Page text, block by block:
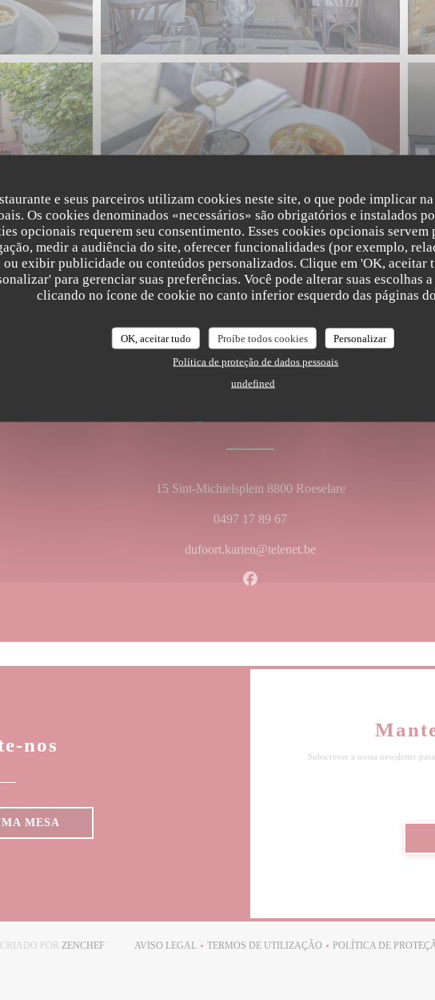
e seus parceiros utilizam cookies neste site, o que pode implicar
Os cookies denominados «necessários» são obrigatórios e instalados
opcionais requerem seu consentimento. Esses cookies opcionais servem
medir a audiência do site, oferecer funcionalidades (por exemplo,
ou exibir publicidade ou conteúdos personalizados. Clique em 'OK, aceitar
para gerenciar suas preferências. Você pode alterar suas escolhas
clicando no ícone de cookie no canto inferior esquerdo das páginas
OK, aceitar tudo Proíbe todos cookies
Personalizar
Política de proteção de dados pessoais
undefined
15 Sint-Michielsplein 8800 Roeselare((abre numa nova
0497 17 89 67
dufoort.karien@telenet.be
Facebook ((abre numa nova
nos
MESA
Subscrever a nossa newsletter
POR ZENCHEF ((ABRE NUMA NOVA JANELA))
AVISO LEGAL
((ABRE NUMA NOVA JANELA))
TERMOS DE UTILIZAÇÃO
((ABRE NUMA NOVA JANELA))
POLÍTICA DE